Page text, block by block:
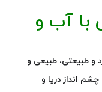
با آب و
و طبیعتی، طبیعی و
انداز دریا و